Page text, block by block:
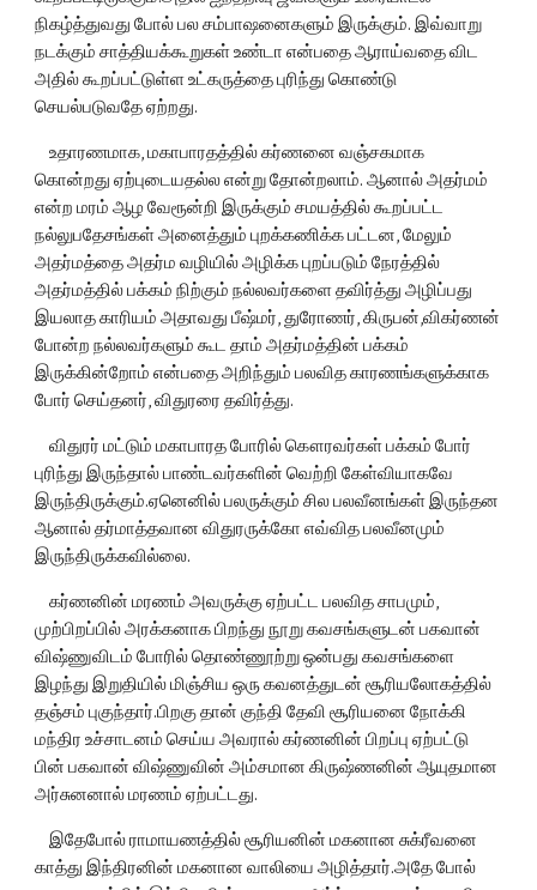
நிகழ்த்துவது போல் பல சம்பாஷனைகளும் இருக்கும். இவ்வாறு
நடக்கும் சாத்தியக்கூறுகள் உண்டா என்பதை ஆராய்வதை விட
அதில் கூறப்பட்டுள்ள உட்கருத்தை புரிந்து கொண்டு
செயல்படுவதே ஏற்றது.
    உதாரணமாக, மகாபாரதத்தில் கர்ணனை வஞ்சகமாக
கொன்றது ஏற்புடையதல்ல என்று தோன்றலாம். ஆனால் அதர்மம்
என்ற மரம் ஆழ வேரூன்றி இருக்கும் சமயத்தில் கூறப்பட்ட
நல்லுபதேசங்கள் அனைத்தும் புறக்கணிக்க பட்டன, மேலும்
அதர்மத்தை அதர்ம வழியில் அழிக்க புறப்படும் நேரத்தில்
அதர்மத்தில் பக்கம் நிற்கும் நல்லவர்களை தவிர்த்து அழிப்பது
இயலாத காரியம் அதாவது பீஷ்மர், துரோணர், கிருபன்,விகர்ணன்
போன்ற நல்லவர்களும் கூட தாம் அதர்மத்தின் பக்கம்
இருக்கின்றோம் என்பதை அறிந்தும் பலவித காரணங்களுக்காக
போர் செய்தனர், விதுரரை தவிர்த்து.
    விதுரர் மட்டும் மகாபாரத போரில் கௌரவர்கள் பக்கம் போர்
புரிந்து இருந்தால் பாண்டவர்களின் வெற்றி கேள்வியாகவே
இருந்திருக்கும்.ஏனெனில் பலருக்கும் சில பலவீனங்கள் இருந்தன
ஆனால் தர்மாத்தவான விதுரருக்கோ எவ்வித பலவீனமும்
இருந்திருக்கவில்லை.
    கர்ணனின் மரணம் அவருக்கு ஏற்பட்ட பலவித சாபமும்,
முற்பிறப்பில் அரக்கனாக பிறந்து நூறு கவசங்களுடன் பகவான்
விஷ்ணுவிடம் போரில் தொண்ணூற்று ஒன்பது கவசங்களை
இழந்து இறுதியில் மிஞ்சிய ஒரு கவனத்துடன் சூரியலோகத்தில்
தஞ்சம் புகுந்தார்.பிறகு தான் குந்தி தேவி சூரியனை நோக்கி
மந்திர உச்சாடனம் செய்ய அவரால் கர்ணனின் பிறப்பு ஏற்பட்டு
பின் பகவான் விஷ்ணுவின் அம்சமான கிருஷ்ணனின் ஆயுதமான
அர்சுனனால் மரணம் ஏற்பட்டது.
    இதேபோல் ராமாயணத்தில் சூரியனின் மகனான சுக்ரீவனை
காத்து இந்திரனின் மகனான வாலியை அழித்தார்.அதே போல்